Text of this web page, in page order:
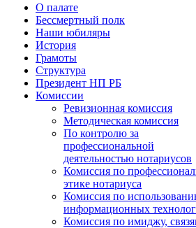
О палате
Бессмертный полк
Наши юбиляры
История
Грамоты
Структура
Президент НП РБ
Комиссии
Ревизионная комиссия
Методическая комиссия
По контролю за
профессиональной
деятельностью нотариусов
Комиссия по
этике нотариуса
Комиссия по
информационных
Комиссия по имиджу,